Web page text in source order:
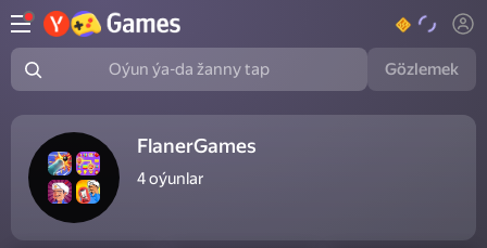
Oýun ýa-da žanny tap Gözlemek
FlanerGames
4oýunlar